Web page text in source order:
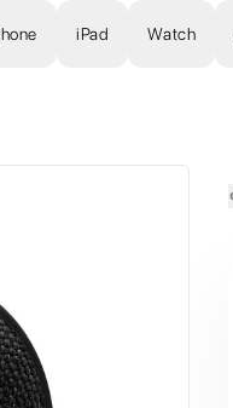
iPad Watch